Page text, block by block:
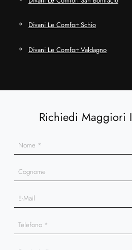
Divani Le Comfort Schio
Divani Le Comfort Valdagno
Richiedi Maggiori